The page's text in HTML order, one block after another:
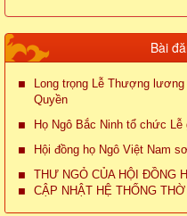
Bài
Long trọng Lễ Thượng
Quyền
Họ Ngô Bắc Ninh tổ chức
Hội đồng họ Ngô Việt Nam
THƯ NGỎ CỦA HỘI ĐỒNG
CẬP NHẬT HỆ THỐNG